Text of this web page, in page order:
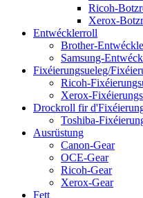
Ricoh-
Xerox-
Entwécklerroll
Brother-
Samsung-
Fixéierungsueleg/
Ricoh-
Xerox-
Drockroll fir
Toshiba-
Ausrüstung
Canon-Gear
OCE-Gear
Ricoh-Gear
Xerox-Gear
Fett